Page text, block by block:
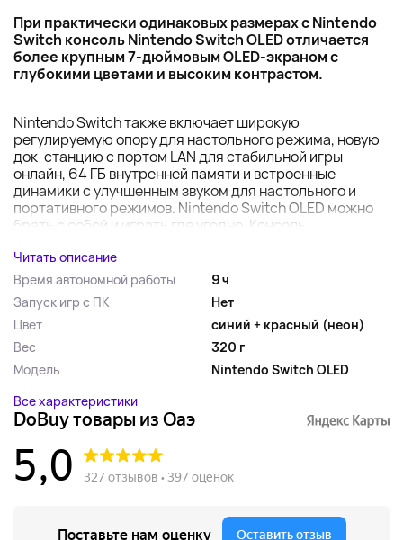
При практически одинаковых размерах с Nintendo
Switch консоль Nintendo Switch OLED отличается
более крупным 7-дюймовым OLED-экраном с
глубокими цветами и высоким контрастом.
Nintendo Switch также включает широкую
регулируемую опору для настольного режима, новую
док-станцию с портом LAN для стабильной игры
онлайн, 64 ГБ внутренней памяти и встроенные
динамики с улучшенным звуком для настольного и
портативного режимов. Nintendo Switch OLED можно
брать с собой и играть где угодно. Консоль ...
Читать описание
Время автономной работы
9 ч
Запуск игр с ПК
Нет
Цвет
синий + красный (неон)
Вес
320 г
Модель
Nintendo Switch OLED
Все характеристики